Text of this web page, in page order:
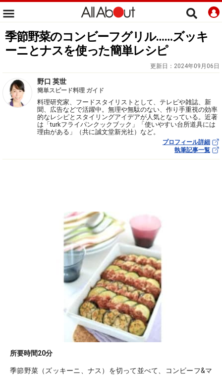
季節野菜のコンビーフグリル……ズッキ
ーニとナスを使った簡単レシピ
更新日： 2024年09月06日
野口 英世
簡単スピード料理 ガイド
料理研究家、フードスタイリストとして、テレビや雑誌、新
聞、広告などで活躍中。無理や無駄のない、作り手重視の効率
的なレシピとスタイリングアイデアが人気となっている。近著
は「turkフライパンクックブック」「使いやすい台所道具には
理由がある」（共に誠文堂新光社）など。
プロフィール詳細
執筆記事一覧
所要時間20分
季節野菜（ズッキーニ、ナス）を切って並べて、コンビーフ&マ